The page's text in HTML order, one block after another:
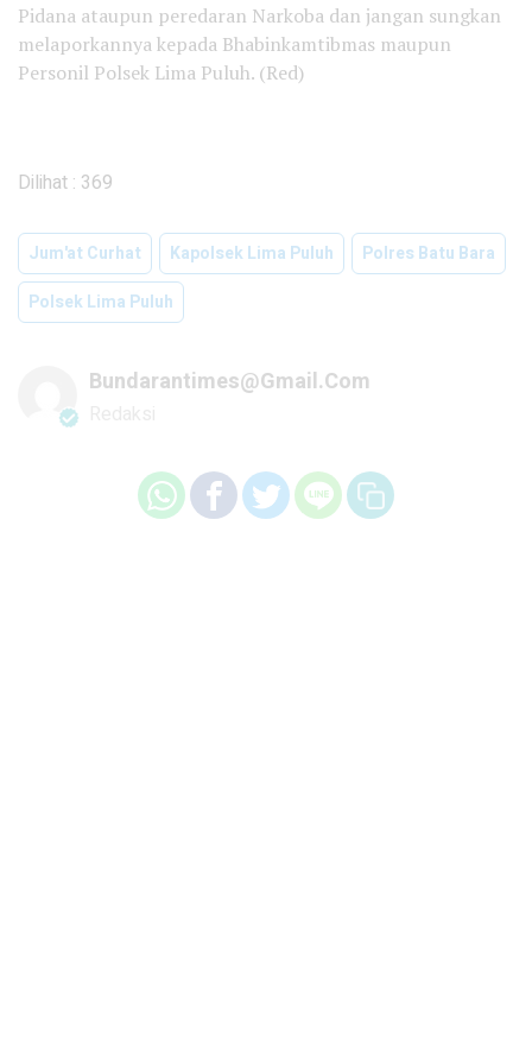
Pidana ataupun peredaran Narkoba dan jangan sungkan
melaporkannya kepada Bhabinkamtibmas maupun
Personil Polsek Lima Puluh. (Red)
Dilihat : 369
Jum'at Curhat Kapolsek Lima Puluh
Polres Batu Bara
Polsek Lima Puluh
Bundarantimes@gmail.com